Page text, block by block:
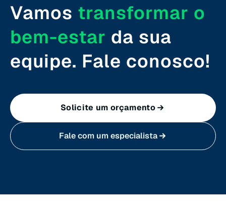
Roraima (RR)
Sergipe (SE)
Tocantins (TO)
Vamos transformar o
bem-estar da sua
equipe. Fale conosco!
Solicite um orçamento
Fale com um especialista